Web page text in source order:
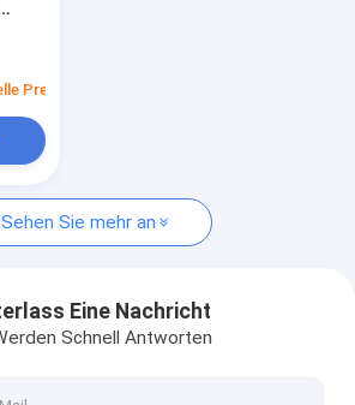
Leuchtstofflicht
Schalter
Abluftventilator
Preis
Sehen Sie mehr an
Eine Nachricht
Schnell Antworten